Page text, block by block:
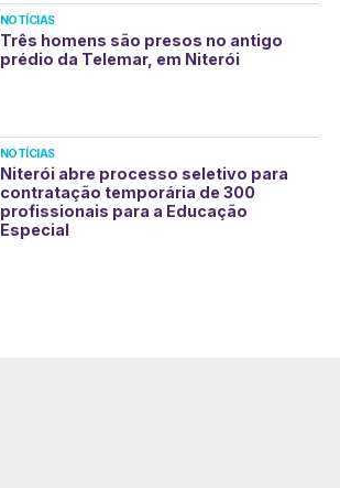
NOTÍCIAS
Três homens são presos no antigo
prédio da Telemar, em Niterói
NOTÍCIAS
Niterói abre processo seletivo para
contratação temporária de 300
profissionais para a Educação
Especial